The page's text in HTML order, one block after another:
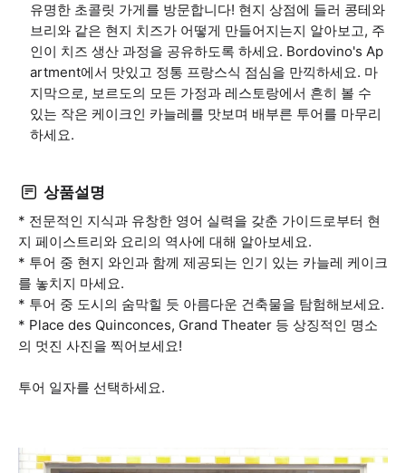
유명한 초콜릿 가게를 방문합니다! 현지 상점에 들러 콩테와
브리와 같은 현지 치즈가 어떻게 만들어지는지 알아보고, 주
인이 치즈 생산 과정을 공유하도록 하세요. Bordovino's Ap
artment에서 맛있고 정통 프랑스식 점심을 만끽하세요. 마
지막으로, 보르도의 모든 가정과 레스토랑에서 흔히 볼 수
있는 작은 케이크인 카늘레를 맛보며 배부른 투어를 마무리
하세요.
상품설명
* 전문적인 지식과 유창한 영어 실력을 갖춘 가이드로부터 현
지 페이스트리와 요리의 역사에 대해 알아보세요.
* 투어 중 현지 와인과 함께 제공되는 인기 있는 카늘레 케이크
를 놓치지 마세요.
* 투어 중 도시의 숨막힐 듯 아름다운 건축물을 탐험해보세요.
* Place des Quinconces, Grand Theater 등 상징적인 명소
의 멋진 사진을 찍어보세요!
투어 일자를 선택하세요.